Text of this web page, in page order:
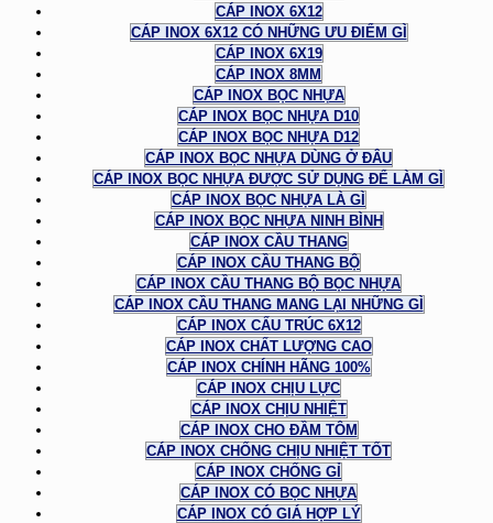
CÁP INOX 6X12
CÁP INOX 6X12 CÓ NHỮNG ƯU ĐIỂM GÌ
CÁP INOX 6X19
CÁP INOX 8MM
CÁP INOX BỌC NHỰA
CÁP INOX BỌC NHỰA D10
CÁP INOX BỌC NHỰA D12
CÁP INOX BỌC NHỰA DÙNG Ở ĐÂU
CÁP INOX BỌC NHỰA ĐƯỢC SỬ DỤNG ĐỂ LÀM GÌ
CÁP INOX BỌC NHỰA LÀ GÌ
CÁP INOX BỌC NHỰA NINH BÌNH
CÁP INOX CẦU THANG
CÁP INOX CẦU THANG BỘ
CÁP INOX CẦU THANG BỘ BỌC NHỰA
CÁP INOX CẦU THANG MANG LẠI NHỮNG GÌ
CÁP INOX CẤU TRÚC 6X12
CÁP INOX CHẤT LƯỢNG CAO
CÁP INOX CHÍNH HÃNG 100%
CÁP INOX CHỊU LỰC
CÁP INOX CHỊU NHIỆT
CÁP INOX CHO ĐẦM TÔM
CÁP INOX CHỐNG CHỊU NHIỆT TỐT
CÁP INOX CHỐNG GỈ
CÁP INOX CÓ BỌC NHỰA
CÁP INOX CÓ GIÁ HỢP LÝ